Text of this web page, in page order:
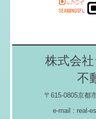
株式会
不
〒615-0805京都
e-mail : real-